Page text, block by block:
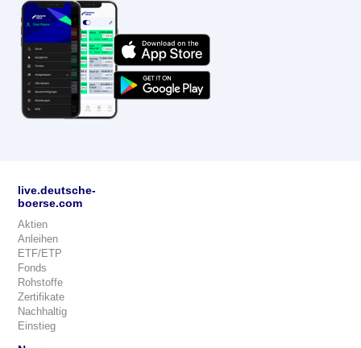
live.deutsche-
boerse.com
Aktien
Anleihen
ETF/ETP
Fonds
Rohstoffe
Zertifikate
Nachhaltig
Einstieg